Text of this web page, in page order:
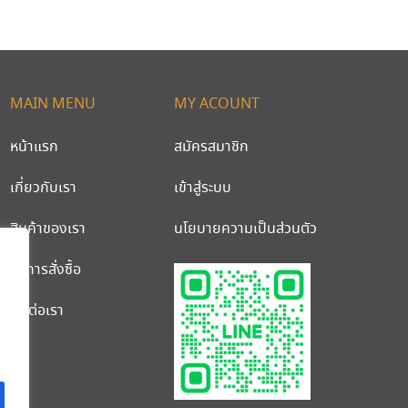
MAIN MENU
หน้าแรก
เกี่ยวกับเรา
สินค้าของเรา
วิธีการสั่งซื้อ
ติดต่อเรา
MY ACOUNT
สมัครสมาชิก
เข้าสู่ระบบ
นโยบายความเป็นส่วนตัว